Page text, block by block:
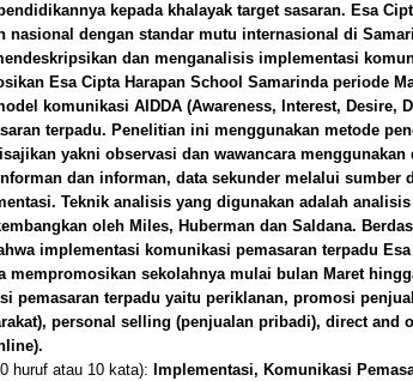
kepada khalayak target sasaran. Esa
nasional dengan standar mutu internasional di
dan menganalisis implementasi
Esa Cipta Harapan School Samarinda periode
komunikasi AIDDA (Awareness, Interest, Desire,
terpadu. Penelitian ini menggunakan metode
yakni observasi dan wawancara
dan informan, data sekunder melalui sumber
Teknik analisis yang digunakan adalah
oleh Miles, Huberman dan Saldana.
implementasi komunikasi pemasaran terpadu Esa
mempromosikan sekolahnya mulai bulan Maret
pemasaran terpadu yaitu periklanan, promosi
personal selling (penjualan pribadi), direct and
huruf atau 10 kata): Implementasi, Komunikasi